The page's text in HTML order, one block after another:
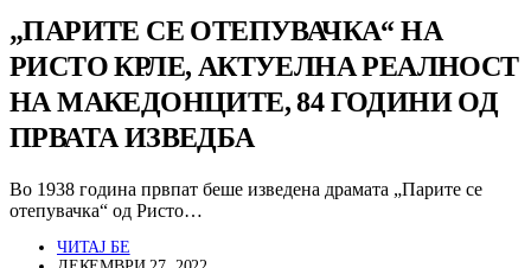
„ПАРИТЕ СЕ ОТЕПУВАЧКА“ НА
РИСТО КРЛЕ, АКТУЕЛНА РЕАЛНОСТ
НА МАКЕДОНЦИТЕ, 84 ГОДИНИ ОД
ПРВАТА ИЗВЕДБА
Во 1938 година првпат беше изведена драмата „Парите се
отепувачка“ од Ристо…
ЧИТАЈ БЕ